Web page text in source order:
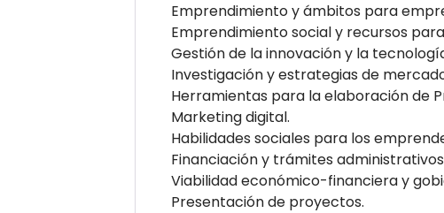
Emprendimiento y ámbitos para
Emprendimiento social y recursos
Gestión de la innovación y la
Investigación y estrategias de
Herramientas para la elaboración de
Marketing digital.
Habilidades sociales para los
Financiación y trámites
Viabilidad económico-financiera y
Presentación de proyectos.